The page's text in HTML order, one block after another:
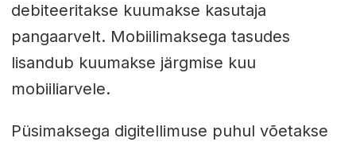
debiteeritakse kuumakse kasutaja
pangaarvelt. Mobiilimaksega tasudes
lisandub kuumakse järgmise kuu
mobiiliarvele.
Püsimaksega digitellimuse puhul võetakse